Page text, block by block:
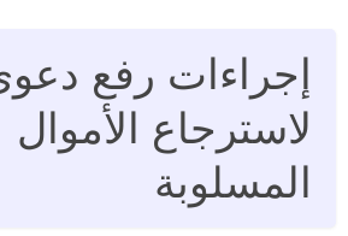
إجراءات رفع
لاسترجاع الأموال
المسلوبة